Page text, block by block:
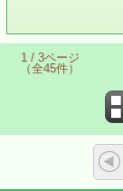
1 / 3ページ
（全45件）